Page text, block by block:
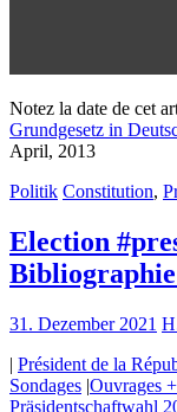
Notez la date de cet
Grundgesetz in
April, 2013
Politik Constitution,
Election
31. Dezember 2021
| Président de la
Sondages |Ouvrages
Präsidentschaftwahl